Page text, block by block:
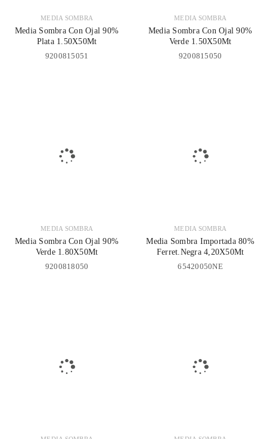
MEDIA SOMBRA
Media Sombra Con Ojal 90%
Plata 1.50X50Mt
9200815051
MEDIA SOMBRA
Media Sombra Con Ojal 90%
Verde 1.50X50Mt
9200815050
MEDIA SOMBRA
Media Sombra Con Ojal 90%
Verde 1.80X50Mt
9200818050
MEDIA SOMBRA
Media Sombra Importada 80%
Ferret.Negra 4,20X50Mt
65420050NE